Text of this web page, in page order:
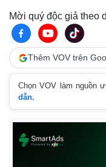
Mời quý độc giả theo
Thêm VOV trên
Chọn VOV làm nguồn
dẫn.